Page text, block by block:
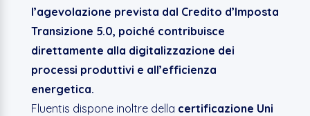
l’agevolazione prevista dal Credito d’Imposta
Transizione 5.0, poiché contribuisce
direttamente alla digitalizzazione dei
processi produttivi e all’efficienza
energetica.
Fluentis dispone inoltre della certificazione Uni